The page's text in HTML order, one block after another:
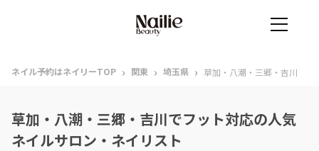
ネイル予約はネイリーTOP › 関東 › 埼玉県 › 草加・八潮・三郷・吉川
草加・八潮・三郷・吉川でフット対応の人気
ネイルサロン・ネイリスト